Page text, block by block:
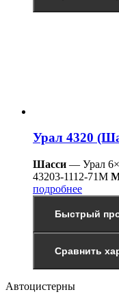
Урал 4320
Шасси — Урал
43203-1112-71М
подробнее
Быстрый
Сравнить
Автоцистерны